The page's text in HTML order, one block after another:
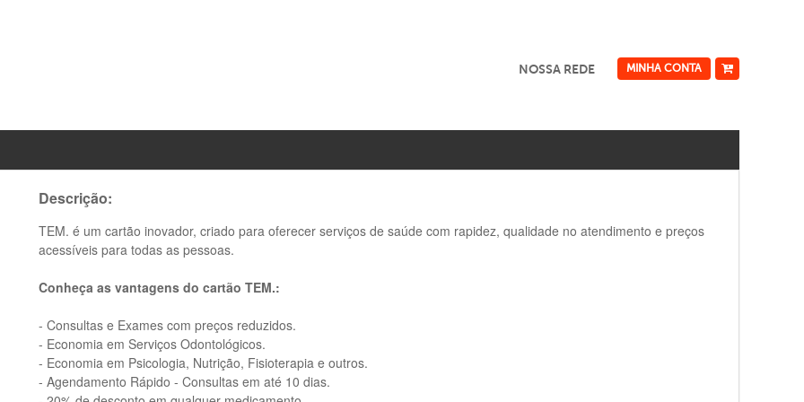
NOSSA REDE MINHA CONTA
Descrição:
TEM. é um cartão inovador, criado para oferecer serviços de saúde com rapidez, qualidade no atendimento e preços
acessíveis para todas as pessoas.
Conheça as vantagens do cartão TEM.:
- Consultas e Exames com preços reduzidos.
- Economia em Serviços Odontológicos.
- Economia em Psicologia, Nutrição, Fisioterapia e outros.
- Agendamento Rápido - Consultas em até 10 dias.